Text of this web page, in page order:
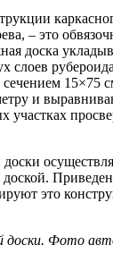
– это
доска
слоев
15×75
и
доской.
это
доски. Фото